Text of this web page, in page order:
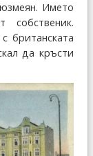
Името
британската
да кръсти